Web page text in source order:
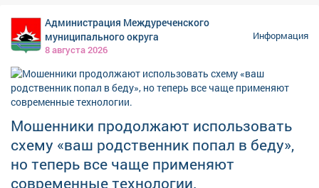
основные схемы и правила безопасности - в
карточках.
Администрация Междуреченского
муниципального округа
8 августа 2026
Информация
Мошенники продолжают использовать
схему «ваш родственник попал в беду»,
но теперь все чаще применяют
современные технологии.